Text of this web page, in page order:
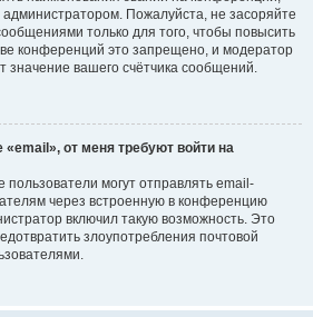
администратором. Пожалуйста, не засоряйте
только для того, чтобы повысить
конференций это запрещено, и модератор
значение вашего счётчика сообщений.
от меня требуют войти на
пользователи могут отправлять email-
через встроенную в конференцию
включил такую возможность. Это
злоупотребления почтовой